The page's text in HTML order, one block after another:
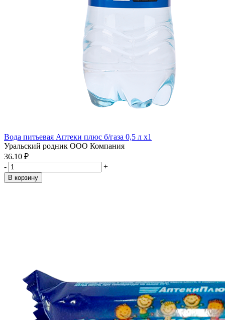
Вода питьевая Аптеки плюс б/газа 0,5 л x1
Уральский родник ООО Компания
36.10 ₽
-
+
В корзину